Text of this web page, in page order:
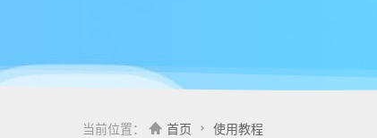
当前位置： 首页 使用教程